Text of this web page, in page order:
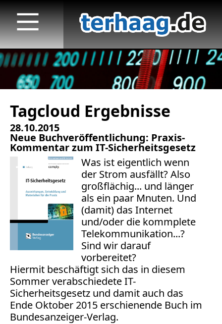
Tagcloud Ergebnisse
28.10.2015
Neue Buchveröffentlichung: Praxis-
Kommentar zum IT-Sicherheitsgesetz
Was ist eigentlich wenn
der Strom ausfällt? Also
großflächig... und länger
als ein paar Mnuten. Und
(damit) das Internet
und/oder die kommplete
Telekommunikation...?
Sind wir darauf
vorbereitet?
Hiermit beschäftigt sich das in diesem
Sommer verabschiedete IT-
Sicherheitsgesetz und damit auch das
Ende Oktober 2015 erschienende Buch im
Bundesanzeiger-Verlag.
Startseite
Veröffentlichungen
Radio
print & online
Bücher
Vita
Kontakt
Datenschutz